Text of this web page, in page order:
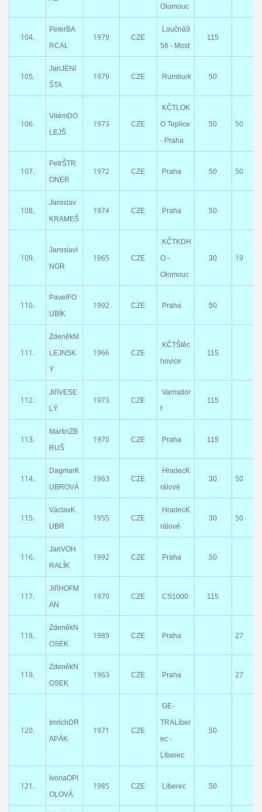
Olomouc
104.
PeterBA
RCAL
1979 CZE
Loučná9
56 - Most
115
105.
JanJENI
ŠTA
1979 CZE Rumburk 50
106.
VilémDO
LEJŠ
1973 CZE
KČTLOK
O Teplice
- Praha
50 50
107.
PetrŠTR
ONER
1972 CZE Praha 50 50
108.
Jaroslav
KRAMEŠ
1974 CZE Praha 50
109.
JaroslavI
NGR
1965 CZE
KČTKDH
O -
Olomouc
30 19
110.
PavelFO
UBÍK
1992 CZE Praha 50
111.
ZdeněkM
LEJNSK
Ý
1966 CZE
KČTŠtěc
hovice
115
112.
JiříVESE
LÝ
1973 CZE
Varnsdor
f
115
113.
MartinZB
RUŠ
1970 CZE Praha 115
114.
DagmarK
UBROVÁ
1963 CZE
HradecK
rálové
30 50
115.
VáclavK
UBR
1955 CZE
HradecK
rálové
30 50
116.
JanVOH
RALÍK
1992 CZE Praha 50
117.
JiříHOFM
AN
1970 CZE CS1000 115
118.
ZdeněkN
OSEK
1989 CZE Praha 27
119.
ZdeněkN
OSEK
1963 CZE Praha 27
120.
ImrichDR
APÁK
1971 CZE
GE-
TRALiber
ec -
Liberec
50
121.
IvonaOPI
OLOVÁ
1985 CZE Liberec 50